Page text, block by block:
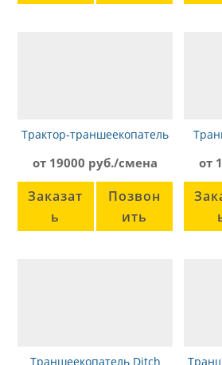
Трактор-траншеекопатель
от 19000 руб./смена
Заказат
ь
Позвон
ить
от
Траншеекопатель Ditch